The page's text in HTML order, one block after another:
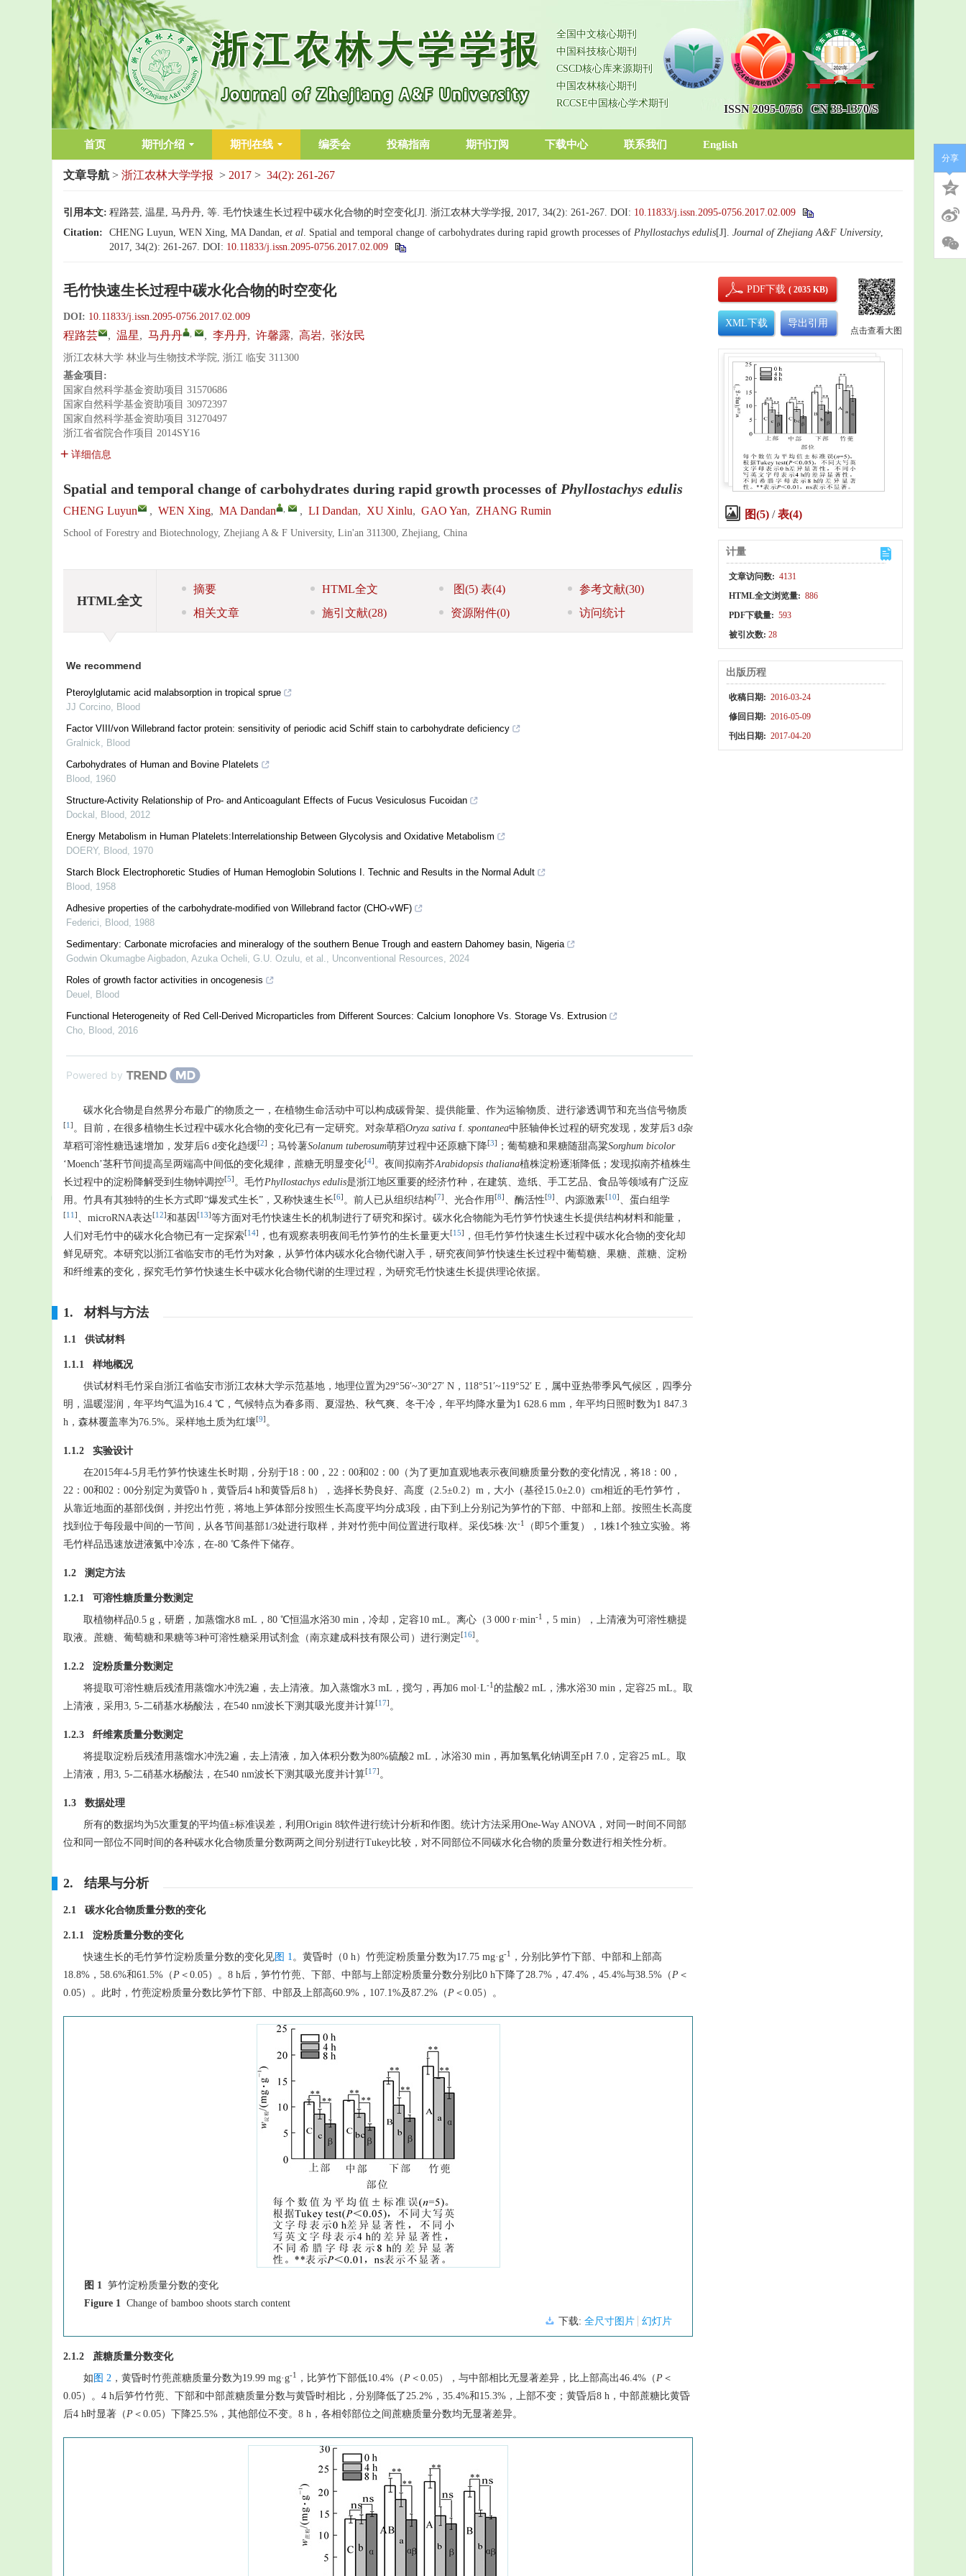
全国中文核心期刊
中国科技核心期刊
CSCD核心库来源期刊
中国农林核心期刊
RCCSE中国核心学术期刊
ISSN 2095-0756 CN 33-1370/S
首页 期刊介绍 期刊在线 编委会 投稿指南 期刊订阅 下载中心 联系我们 English
文章导航 > 浙江农林大学学报 > 2017 > 34(2): 261-267
引用本文: 程路芸, 温星, 马丹丹, 等. 毛竹快速生长过程中碳水化合物的时空变化[J]. 浙江农林大学学报, 2017, 34(2): 261-267. DOI: 10.11833/j.issn.2095-0756.2017.02.009
Citation:
CHENG Luyun, WEN Xing, MA Dandan, et al. Spatial and temporal change of carbohydrates during rapid growth processes of Phyllostachys edulis[J]. Journal of Zhejiang A&F University,
2017, 34(2): 261-267. DOI: 10.11833/j.issn.2095-0756.2017.02.009
毛竹快速生长过程中碳水化合物的时空变化
DOI: 10.11833/j.issn.2095-0756.2017.02.009
程路芸 , 温星, 马丹丹 , , 李丹丹, 许馨露, 高岩, 张汝民
浙江农林大学 林业与生物技术学院, 浙江 临安 311300
基金项目:
国家自然科学基金资助项目 31570686
国家自然科学基金资助项目 30972397
国家自然科学基金资助项目 31270497
浙江省省院合作项目 2014SY16
详细信息
Spatial and temporal change of carbohydrates during rapid growth processes of Phyllostachys edulis
CHENG Luyun , WEN Xing, MA Dandan , , LI Dandan, XU Xinlu, GAO Yan, ZHANG Rumin
School of Forestry and Biotechnology, Zhejiang A & F University, Lin'an 311300, Zhejiang, China
HTML全文
摘要 HTML全文 图(5) 表(4) 参考文献(30)
相关文章
施引文献(28) 资源附件(0) 访问统计
We recommend
Pteroylglutamic acid malabsorption in tropical sprue
JJ Corcino, Blood
Factor VIII/von Willebrand factor protein: sensitivity of periodic acid Schiff stain to carbohydrate deficiency
Gralnick, Blood
Carbohydrates of Human and Bovine Platelets
Blood, 1960
Structure-Activity Relationship of Pro- and Anticoagulant Effects of Fucus Vesiculosus Fucoidan
Dockal , Blood, 2012
Energy Metabolism in Human Platelets:Interrelationship Between Glycolysis and Oxidative Metabolism
DOERY, Blood, 1970
Starch Block Electrophoretic Studies of Human Hemoglobin Solutions I. Technic and Results in the Normal Adult
Blood, 1958
Adhesive properties of the carbohydrate-modified von Willebrand factor (CHO-vWF)
Federici, Blood, 1988
Sedimentary: Carbonate microfacies and mineralogy of the southern Benue Trough and eastern Dahomey basin, Nigeria
Godwin Okumagbe Aigbadon, Azuka Ocheli, G.U. Ozulu, et al., Unconventional Resources, 2024
Roles of growth factor activities in oncogenesis
Deuel , Blood
Functional Heterogeneity of Red Cell-Derived Microparticles from Different Sources: Calcium Ionophore Vs. Storage Vs. Extrusion
Cho, Blood, 2016
Powered by
碳水化合物是自然界分布最广的物质之一，在植物生命活动中可以构成碳骨架、提供能量、作为运输物质、进行渗透调节和充当信号物质
[1 ] 。目前，在很多植物生长过程中碳水化合物的变化已有一定研究。对杂草稻Oryza sativa f. spontanea中胚轴伸长过程的研究发现，发芽后3 d杂
草稻可溶性糖迅速增加，发芽后6 d变化趋缓[2] ；马铃薯Solanum tuberosum萌芽过程中还原糖下降[3] ；葡萄糖和果糖随甜高粱Sorghum bicolor
‘Moench’茎秆节间提高呈两端高中间低的变化规律，蔗糖无明显变化[4] 。夜间拟南芥Arabidopsis thaliana植株淀粉逐渐降低；发现拟南芥植株生
长过程中的淀粉降解受到生物钟调控[5] 。毛竹Phyllostachys edulis是浙江地区重要的经济竹种，在建筑、造纸、手工艺品、食品等领域有广泛应
用。竹具有其独特的生长方式即“爆发式生长”，又称快速生长[6] 。前人已从组织结构[7] 、光合作用 [8] 、酶活性[9] 、内源激素[10] 、蛋白组学
[11 ] 、microRNA表达[12]和基因 [13]等方面对毛竹快速生长的机制进行了研究和探讨。碳水化合物能为毛竹笋竹快速生长提供结构材料和能量，
人们对毛竹中的碳水化合物已有一定探索[14] ，也有观察表明夜间毛竹笋竹的生长量更大[15]
，但毛竹笋竹快速生长过程中碳水化合物的变化却
鲜见研究。本研究以浙江省临安市的毛竹为对象，从笋竹体内碳水化合物代谢入手，研究夜间笋竹快速生长过程中葡萄糖、果糖、蔗糖、淀粉
和纤维素的变化，探究毛竹笋竹快速生长中碳水化合物代谢的生理过程，为研究毛竹快速生长提供理论依据。
1. 材料与方法
1.1 供试材料
1.1.1 样地概况
供试材料毛竹采自浙江省临安市浙江农林大学示范基地，地理位置为29°56′~30°27′ N，118°51′~119°52′ E，属中亚热带季风气候区，四季分
明，温暖湿润，年平均气温为16.4 ℃，气候特点为春多雨、夏湿热、秋气爽、冬干冷，年平均降水量为1 628.6 mm，年平均日照时数为1 847.3
h，森林覆盖率为76.5%。采样地土质为红壤[9] 。
1.1.2 实验设计
在2015年4-5月毛竹笋竹快速生长时期，分别于18：00，22：00和02：00（为了更加直观地表示夜间糖质量分数的变化情况，将18：00，
22：00和02：00分别定为黄昏0 h，黄昏后4 h和黄昏后8 h），选择长势良好、高度（2.5±0.2）m，大小（基径15.0±2.0）cm相近的毛竹笋竹，
从靠近地面的基部伐倒，并挖出竹蔸，将地上笋体部分按照生长高度平均分成3段，由下到上分别记为笋竹的下部、中部和上部。按照生长高度
找到位于每段最中间的一节间，从各节间基部1/3处进行取样，并对竹蔸中间位置进行取样。采伐5株·次-1
（即5个重复），1株1个独立实验。将
毛竹样品迅速放进液氮中冷冻，在-80 ℃条件下储存。
1.2 测定方法
1.2.1 可溶性糖质量分数测定
取植物样品0.5 g，研磨，加蒸馏水8 mL，80 ℃恒温水浴30 min，冷却，定容10 mL。离心（3 000 r·min-1
，5 min），上清液为可溶性糖提
取液。蔗糖、葡萄糖和果糖等3种可溶性糖采用试剂盒（南京建成科技有限公司）进行测定[16] 。
1.2.2 淀粉质量分数测定
将提取可溶性糖后残渣用蒸馏水冲洗2遍，去上清液。加入蒸馏水3 mL，搅匀，再加6 mol·L-1 的盐酸2 mL，沸水浴30 min，定容25 mL。取
上清液，采用3, 5-二硝基水杨酸法，在540 nm波长下测其吸光度并计算[17] 。
1.2.3 纤维素质量分数测定
将提取淀粉后残渣用蒸馏水冲洗2遍，去上清液，加入体积分数为80%硫酸2 mL，冰浴30 min，再加氢氧化钠调至pH 7.0，定容25 mL。取
上清液，用3, 5-二硝基水杨酸法，在540 nm波长下测其吸光度并计算[17] 。
1.3 数据处理
所有的数据均为5次重复的平均值±标准误差，利用Origin 8软件进行统计分析和作图。统计方法采用One-Way ANOVA，对同一时间不同部
位和同一部位不同时间的各种碳水化合物质量分数两两之间分别进行Tukey比较，对不同部位不同碳水化合物的质量分数进行相关性分析。
2. 结果与分析
2.1 碳水化合物质量分数的变化
2.1.1 淀粉质量分数的变化
快速生长的毛竹笋竹淀粉质量分数的变化见图 1。黄昏时（0 h）竹蔸淀粉质量分数为17.75 mg·g-1
，分别比笋竹下部、中部和上部高
18.8%，58.6%和61.5%（P ＜0.05）。8 h后，笋竹竹蔸、下部、中部与上部淀粉质量分数分别比0 h下降了28.7%，47.4%，45.4%与38.5%（P ＜
0.05）。此时，竹蔸淀粉质量分数比笋竹下部、中部及上部高60.9%，107.1%及87.2%（P ＜0.05）。
图 1 笋竹淀粉质量分数的变化
Figure 1 Change of bamboo shoots starch content
下载: 全尺寸图片 幻灯片
2.1.2 蔗糖质量分数变化
如 图 2 ，黄昏时竹蔸蔗糖质量分数为19.99 mg·g-1 ，比笋竹下部低10.4%（P ＜0.05），与中部相比无显著差异，比上部高出46.4%（P ＜
0.05）。4 h后笋竹竹蔸、下部和中部蔗糖质量分数与黄昏时相比，分别降低了25.2%，35.4%和15.3%，上部不变；黄昏后8 h，中部蔗糖比黄昏
后4 h时显著（P ＜0.05）下降25.5%，其他部位不变。8 h，各相邻部位之间蔗糖质量分数均无显著差异。
PDF下载( 2035 KB)
XML下载 导出引用
点击查看大图
图(5) /表(4)
计量
文章访问数: 4131
HTML全文浏览量: 886
PDF下载量: 593
被引次数:28
出版历程
收稿日期: 2016-03-24
修回日期: 2016-05-09
刊出日期: 2017-04-20
分享